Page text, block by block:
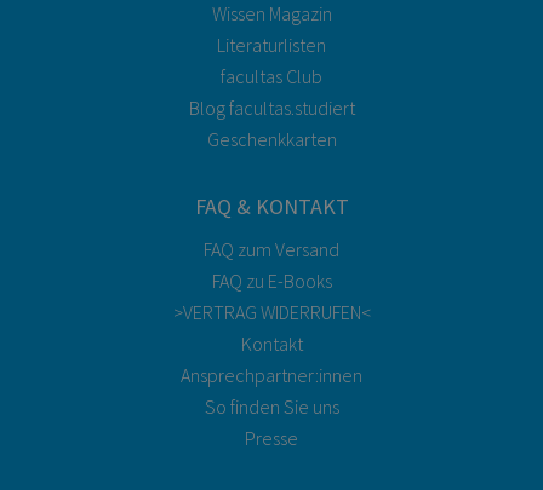
Wissen Magazin
Literaturlisten
facultas Club
Blog facultas.studiert
Geschenkkarten
FAQ & KONTAKT
FAQ zum Versand
FAQ zu E-Books
>VERTRAG WIDERRUFEN<
Kontakt
Ansprechpartner:innen
So finden Sie uns
Presse